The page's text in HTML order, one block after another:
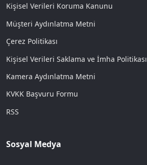
Kişisel Verileri Koruma Kanunu
Müşteri Aydınlatma Metni
Çerez Politikası
Kişisel Verileri Saklama ve İmha Politikası
Kamera Aydınlatma Metni
KVKK Başvuru Formu
RSS
Sosyal Medya